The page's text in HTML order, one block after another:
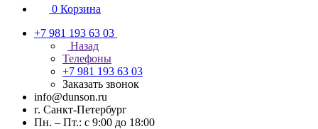
0 Корзина
+7 981 193 63 03
Назад
Телефоны
+7 981 193 63 03
Заказать звонок
info@dunson.ru
г. Санкт-Петербург
Пн. – Пт.: с 9:00 до 18:00